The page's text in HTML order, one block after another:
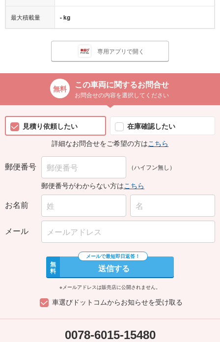
最大積載量 - kg
専用アプリで開く
この車両に関するお問合せ
お問合せの内容を選択してください
見積り依頼したい
在庫確認したい
詳細なお問合せをご希望の方はこちら
郵便番号 （ハイフン無し）
郵便番号がわからない方はこちら
お名前
メール
無
料 送信する
※メールアドレスは販売店に公開されません。
車選びドットコムからお知らせを受け取る
0078-6015-15480